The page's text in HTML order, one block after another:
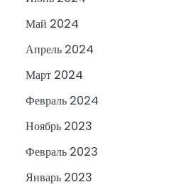
Май 2024
Апрель 2024
Март 2024
Февраль 2024
Ноябрь 2023
Февраль 2023
Январь 2023